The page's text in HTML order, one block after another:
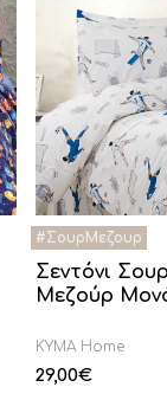
Σεντόνι Σουρ
Μεζούρ
KYMA Home
29,00€